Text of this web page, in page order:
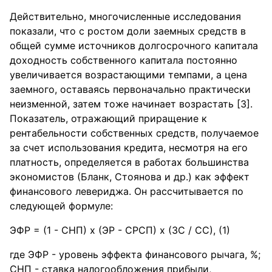
Действительно, многочисленные исследования
показали, что с ростом доли заемных средств в
общей сумме источников долгосрочного капитала
доходность собственного капитала постоянно
увеличивается возрастающими темпами, а цена
заемного, оставаясь первоначально практически
неизменной, затем тоже начинает возрастать [3].
Показатель, отражающий приращение к
рентабельности собственных средств, получаемое
за счет использования кредита, несмотря на его
платность, определяется в работах большинства
экономистов (Бланк, Стоянова и др.) как эффект
финансового левериджа. Он рассчитывается по
следующей формуле:
ЭФР = (1 - СНП) х (ЭР - СРСП) х (ЗС / СС), (1)
где ЭФР - уровень эффекта финансового рычага, %;
СНП - ставка налогообложения прибыли,